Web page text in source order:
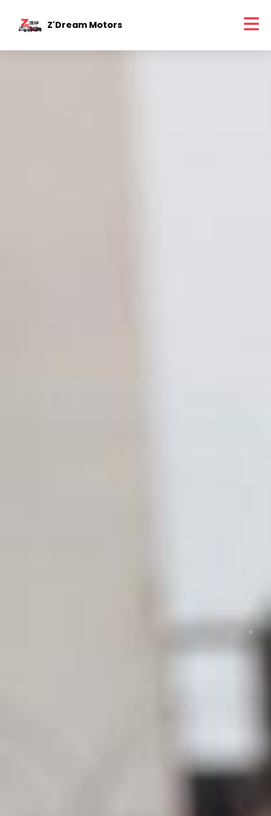
Z'Dream Motors